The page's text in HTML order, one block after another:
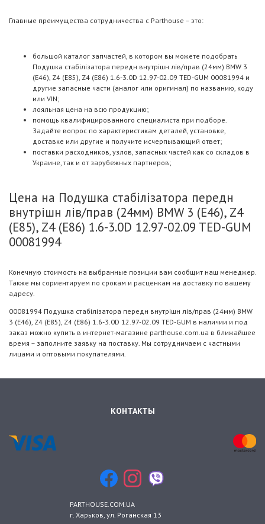
Главные преимущества сотрудничества с Parthouse – это:
большой каталог запчастей, в котором вы можете подобрать
Подушка стабілізатора передн внутрішн лів/прав (24мм) BMW 3
(E46), Z4 (E85), Z4 (E86) 1.6-3.0D 12.97-02.09 TED-GUM 00081994 и
другие запасные части (аналог или оригинал) по названию, коду
или VIN;
лояльная цена на всю продукцию;
помощь квалифицированного специалиста при подборе.
Задайте вопрос по характеристикам деталей, установке,
доставке или другие и получите исчерпывающий ответ;
поставки расходников, узлов, запасных частей как со складов в
Украине, так и от зарубежных партнеров;
Цена на Подушка стабілізатора передн
внутрішн лів/прав (24мм) BMW 3 (E46), Z4
(E85), Z4 (E86) 1.6-3.0D 12.97-02.09 TED-GUM
00081994
Конечную стоимость на выбранные позиции вам сообщит наш менеджер.
Также мы сориентируем по срокам и расценкам на доставку по вашему
адресу.
00081994 Подушка стабілізатора передн внутрішн лів/прав (24мм) BMW
3 (E46), Z4 (E85), Z4 (E86) 1.6-3.0D 12.97-02.09 TED-GUM в наличии и под
заказ можно купить в интернет-магазине parthouse.com.ua в ближайшее
время – заполните заявку на поставку. Мы сотрудничаем с частными
лицами и оптовыми покупателями.
КОНТАКТЫ
PARTHOUSE.COM.UA
г. Харьков, ул. Роганская 13